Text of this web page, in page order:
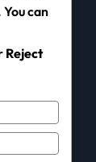
can
Reject